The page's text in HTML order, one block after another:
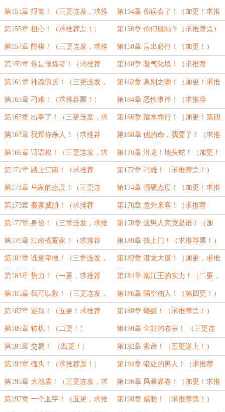
票！） 票！）
第153章 报复！（三更连发，求推
荐票！）
第154章 你误会了！（加更！求推
荐票！）
第155章 担心！（求推荐票！） 第156章 你们服吗？（求推荐票）
第157章 险棋！（三更连发，求推
荐票！）
第158章 言出必行！（加更！）
第159章 你是修炼者！（求推荐
票！）
第160章 凝气化墙！（求推荐
票！）
第161章 神魂俱灭！（三更连发，
求推荐票！）
第162章 离别之吻！（加更！求推
荐票！）
第163章 刁难！（求推荐票！） 第164章 恶性事件！（求推荐
票！）
第165章 出事了！（三更连发，求
推荐票！）
第166章 踏水而行！（加更！第四
更！）
第167章 我帮你杀人！（求推荐
票！）
第168章 他的命，我要了！（求推
荐票！）
第169章 话语权！（三更连发，求
推荐票！）
第170章 潜龙！地头蛇！（加更！
求推荐票）
第171章 踏上江南！（求推荐
票！）
第172章 刁难！（求推荐票！）
第173章 乌家的态度！（三更连
发，求推荐票！）
第174章 强硬态度！（加更！求推
荐票！）
第175章 秦家威胁！（求推荐
票！）
第176章 意外来客！（求推荐
票！）
第177章 身份！（三章连发，求推
荐票！）
第178章 这男人究竟是谁！（加
更，求推荐票！）
第179章 江南省夏家！（求推荐
票！）
第180章 找上门！（求推荐票！）
第181章 谁更卑微！（三章连发，
求推荐票！）
第182章 潜龙大厦！（加更，求推
荐票！）
第183章 势力！（一更，求推荐
票！）
第184章 南江王的实力！（二更，
求推荐票！）
第185章 我可以救！（三更连发，
求推荐票！）
第186章 隔空伤人！（第四更！）
第187章 逆我！（五更！求推荐
票）
第188章 蝼蚁！（求推荐票！）
第189章 转机！（二更！） 第190章 尘封的卷宗！ （三更连
发，求推荐票！）
第191章 交易！ （四更！） 第192章 索命！（五更送上！）
第193章 磕头！（求推荐票！） 第194章 暗处的男人！（求推荐
票！）
第195章 大地震！（三更连发，求
推荐票！）
第196章 风暴席卷！（加更！求推
荐票！）
第197章 一个血字！（五更，求推 第198章 威胁！（求推荐票！）